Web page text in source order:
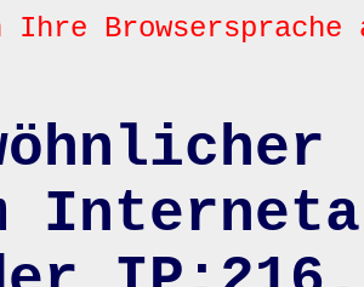
Ihre